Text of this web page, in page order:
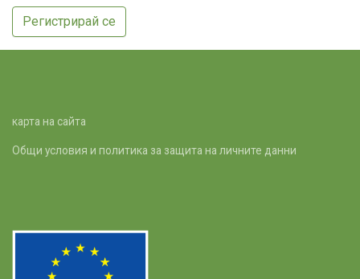
Регистрирай се
карта на сайта
Общи условия и политика за защита на личните данни